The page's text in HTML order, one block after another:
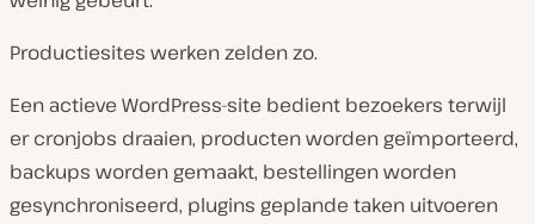
Productiesites werken zelden zo.
Een actieve WordPress-site bedient bezoekers terwijl
er cronjobs draaien, producten worden geïmporteerd,
backups worden gemaakt, bestellingen worden
gesynchroniseerd, plugins geplande taken uitvoeren